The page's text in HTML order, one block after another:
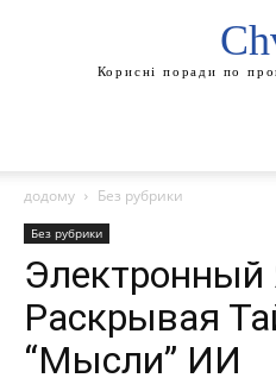
Корисні поради по
додому Без рубрики
Без рубрики
Электронный
Раскрывая
“Мысли” ИИ